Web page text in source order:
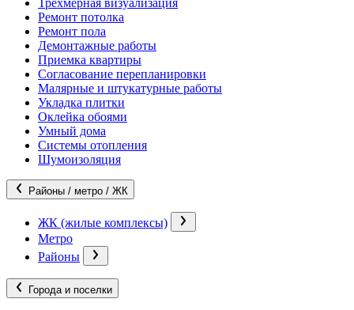
Трехмерная визуализация
Ремонт потолка
Ремонт пола
Демонтажные работы
Приемка квартиры
Согласование перепланировки
Малярные и штукатурные работы
Укладка плитки
Оклейка обоями
Умный дома
Системы отопления
Шумоизоляция
Районы / метро / ЖК
ЖК (жилые комплексы)
Метро
Районы
Города и поселки